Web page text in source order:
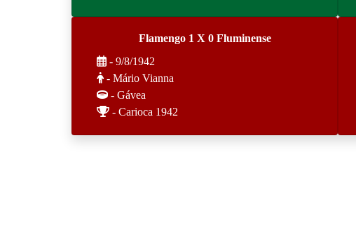
Flamengo 1 X 0 Fluminense
- 9/8/1942
- Mário Vianna
- Gávea
- Carioca 1942